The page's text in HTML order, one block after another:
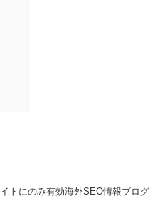
トにのみ有効海外SEO情報ブログ